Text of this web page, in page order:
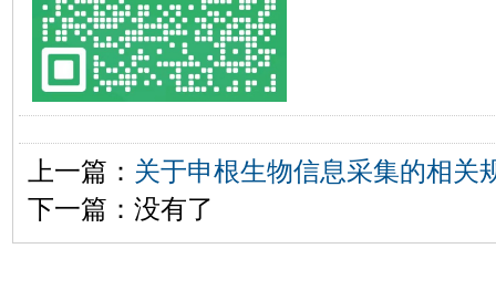
上一篇： 关于申根生物信息采集的相关
下一篇：没有了